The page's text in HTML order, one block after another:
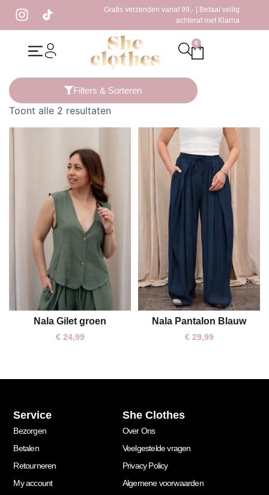
Gratis verzenden vanaf 99,- | Betaal veilig
achteraf met Klarna
0
/ Producten getagged “blauwe broek”
Filters & Sorteren
Toont alle 2 resultaten
One size
Nala Gilet groen
€24,99
One size
Nala Pantalon Blauw
€29,99
Service
Bezorgen
Betalen
Retourneren
My account
She Clothes
Over Ons
Veelgestelde vragen
Privacy Policy
Algemene voorwaarden